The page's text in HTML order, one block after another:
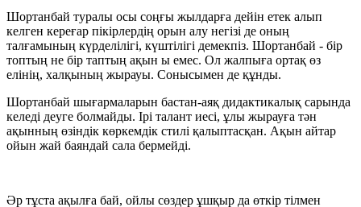
Шортанбай туралы осы соңғы жылдарға дейін етек алып
келген кереғар пікірлердің орын алу негізі де оның
талғамының күрделілігі, күштілігі демекпіз. Шортанбай - бір
топтың не бір таптың ақын ы емес. Ол жалпыға ортақ өз
елінің, халқының жырауы. Сонысымен де құнды.
Шортанбай шығармаларын бастан-аяқ дидактикалық сарында
келеді деуге болмайды. Ірі талант иесі, ұлы жырауға тән
ақынның өзіндік көркемдік стилі қалыптасқан. Ақын айтар
ойын жай баяндай сала бермейді.
Әр тұста ақылға бай, ойлы сөздер ұшқыр да өткір тілмен